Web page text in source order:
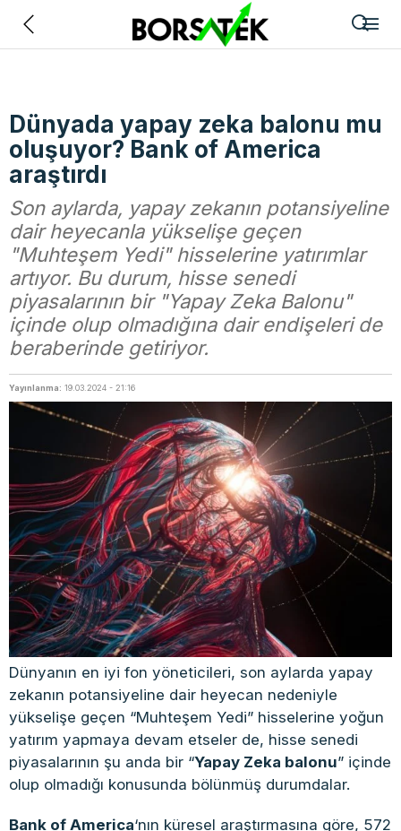
Dünyada yapay zeka balonu mu
oluşuyor? Bank of America
araştırdı
Son aylarda, yapay zekanın potansiyeline
dair heyecanla yükselişe geçen
"Muhteşem Yedi" hisselerine yatırımlar
artıyor. Bu durum, hisse senedi
piyasalarının bir "Yapay Zeka Balonu"
içinde olup olmadığına dair endişeleri de
beraberinde getiriyor.
Yayınlanma: 19.03.2024 - 21:16
Dünyanın en iyi fon yöneticileri, son aylarda yapay
zekanın potansiyeline dair heyecan nedeniyle
yükselişe geçen “Muhteşem Yedi” hisselerine yoğun
yatırım yapmaya devam etseler de, hisse senedi
piyasalarının şu anda bir “Yapay Zeka balonu” içinde
olup olmadığı konusunda bölünmüş durumdalar.
Bank of America‘nın küresel araştırmasına göre, 572